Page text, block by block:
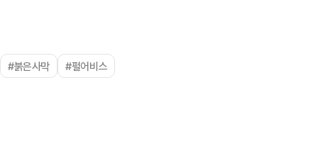
#붉은사막 #펄어비스